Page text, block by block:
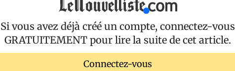
Si vous avez déjà créé un compte, connectez-vous
GRATUITEMENT pour lire la suite de cet article.
Connectez-vous